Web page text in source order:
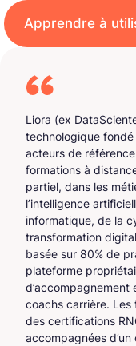
Apprendre à
Liora (ex
technologique
acteurs de
formations à
partiel, dans les
l’intelligence
informatique, de la
transformation
basée sur 80% de
plateforme
coachs carrière.
des certifications
accompagnées